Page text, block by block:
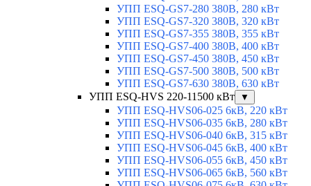
УПП ESQ-GS7-280 380В, 280 кВт
УПП ESQ-GS7-320 380В, 320 кВт
УПП ESQ-GS7-355 380В, 355 кВт
УПП ESQ-GS7-400 380В, 400 кВт
УПП ESQ-GS7-450 380В, 450 кВт
УПП ESQ-GS7-500 380В, 500 кВт
УПП ESQ-GS7-630 380В, 630 кВт
УПП ESQ-HVS 220-11500 кВт
▼
УПП ESQ-HVS06-025 6кВ, 220 кВт
УПП ESQ-HVS06-035 6кВ, 280 кВт
УПП ESQ-HVS06-040 6кВ, 315 кВт
УПП ESQ-HVS06-045 6кВ, 400 кВт
УПП ESQ-HVS06-055 6кВ, 450 кВт
УПП ESQ-HVS06-065 6кВ, 560 кВт